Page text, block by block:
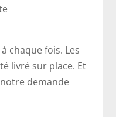
chaque fois. Les
livré sur place. Et
demande